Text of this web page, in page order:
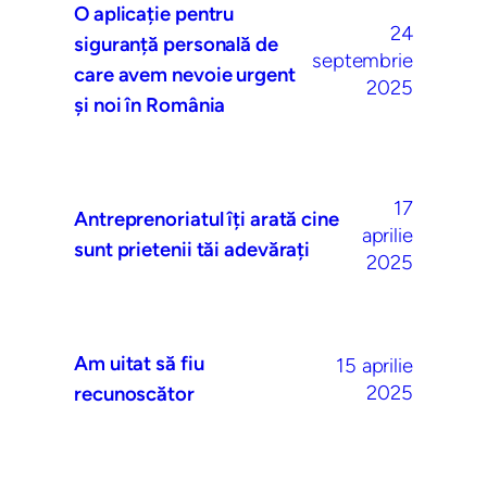
O aplicație pentru
siguranță personală de
care avem nevoie urgent
și noi în România
24
septembrie
2025
Antreprenoriatul îți arată cine
sunt prietenii tăi adevărați
17
aprilie
2025
Am uitat să fiu
recunoscător
15 aprilie
2025